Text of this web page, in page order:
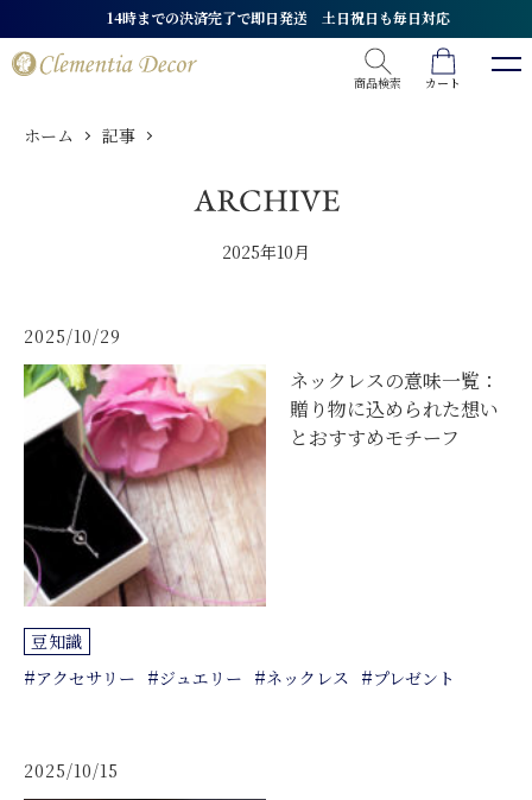
14時までの決済完了で即日発送 土日祝日も毎日対応
商品検索 カート
ホーム 記事
2025年10月
2025/10/29
ネックレスの意味一覧：
贈り物に込められた想い
とおすすめモチーフ
豆知識
#アクセサリー #ジュエリー #ネックレス #プレゼント
2025/10/15